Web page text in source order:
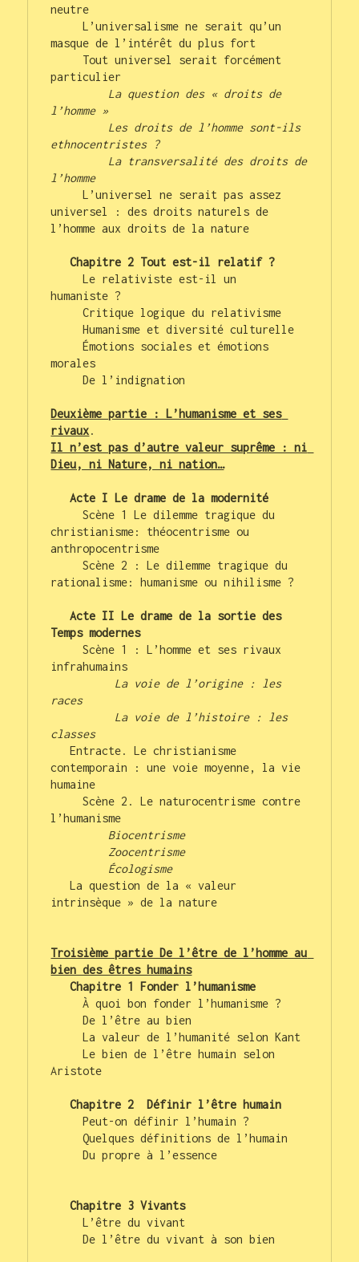
neutre
     L’universalisme ne serait qu’un
masque de l’intérêt du plus fort
particulier
La question des « droits de
l’homme »
Les droits de l’homme sont-ils
ethnocentristes ?
La transversalité des droits de
l’homme
     L’universel ne serait pas assez
universel : des droits naturels de
l’homme aux droits de la nature
Chapitre 2 Tout est-il relatif ?
     Le relativiste est-il un
humaniste ?
     Critique logique du relativisme
     Humanisme et diversité culturelle
     Émotions sociales et émotions
morales
     De l’indignation
Deuxième partie : L’humanisme et ses
rivaux
Il n’est pas d’autre valeur suprême : ni
Dieu, ni Nature, ni nation…
   Acte I Le drame de la modernité
     Scène 1 Le dilemme tragique du
christianisme: théocentrisme ou
anthropocentrisme
     Scène 2 : Le dilemme tragique du
rationalisme: humanisme ou nihilisme ?
   Acte II Le drame de la sortie des
Temps modernes
     Scène 1 : L’homme et ses rivaux
infrahumains
La voie de l’origine : les
races
La voie de l’histoire : les
classes
   Entracte. Le christianisme
contemporain : une voie moyenne, la vie
humaine
     Scène 2. Le naturocentrisme contre
l’humanisme
Biocentrisme
         Zoocentrisme
Écologisme
   La question de la « valeur
intrinsèque » de la nature
Troisième partie De l’être de l’homme au
bien des êtres humains
Chapitre 1 Fonder l’humanisme
     À quoi bon fonder l’humanisme ?
     De l’être au bien
     La valeur de l’humanité selon Kant
     Le bien de l’être humain selon
Aristote
Chapitre 2  Définir l’être humain
     Peut-on définir l’humain ?
     Quelques définitions de l’humain
     Du propre à l’essence
   Chapitre 3 Vivants
     L’être du vivant
     De l’être du vivant à son bien